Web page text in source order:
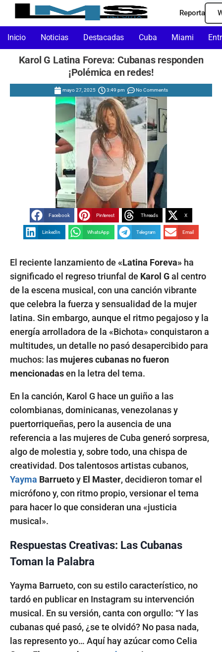
Reporta
Inicio Noticias Destacadas Cuba Miami
Karol G Latina Foreva: Cubanas responden
¡Polémica en redes!
mayo 27, 2025 3:49 pm No Comments
Facebook Pinterest Threads X
LinkedIn WhatsApp Telegram Email
El reciente lanzamiento de «Latina Foreva» ha
significado el regreso triunfal de Karol Gal centro
de la escena musical, con una canción vibrante
que celebra la fuerza y sensualidad de la mujer
latina. Sin embargo, aunque el ritmo pegajoso y la
energía arrolladora de la «Bichota» conquistaron a
multitudes, un detalle no pasó desapercibido para
muchos: las mujeres cubanas no fueron
mencionadasen la letra del tema.
En la canción, Karol G hace un guiño a las
colombianas, dominicanas, venezolanas y
puertorriqueñas, pero la ausencia de una
referencia a las mujeres de Cuba generó sorpresa,
algo de molestia y, sobre todo, una chispa de
creatividad. Dos talentosos artistas cubanos,
Yayma Barruetoy El Master, decidieron tomar el
micrófono y, con ritmo propio, versionar el tema
para hacer lo que consideran una «justicia
musical».
Respuestas Creativas: Las Cubanas
Toman la Palabra
Yayma Barrueto, con su estilo característico, no
tardó en publicar en Instagram su intervención
musical. En su versión, canta con orgullo: “Y las
cubanas qué pasó, ¿se te olvidó? No pasa nada,
las represento yo… Aquí hay azúcar como Celia